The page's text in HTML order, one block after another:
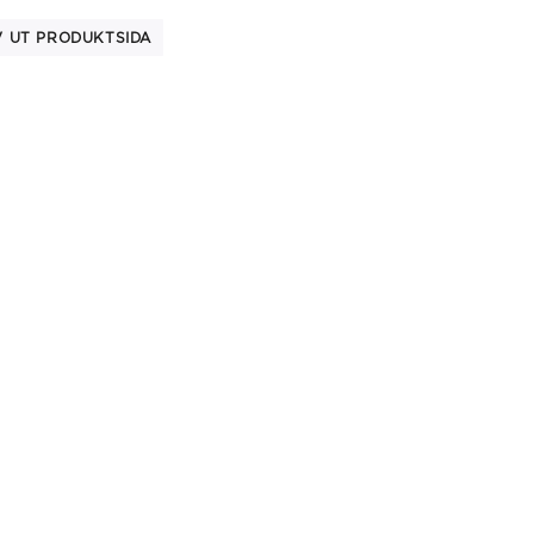
UT PRODUKTSIDA